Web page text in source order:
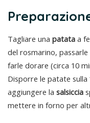
Tagliare una patata a
del rosmarino,
farle dorare (circa 10
Disporre le patate sulla
aggiungere la salsiccia
mettere in forno per